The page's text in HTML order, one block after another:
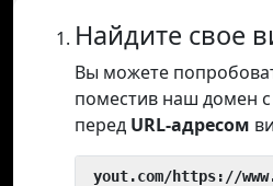
Найдите свое
Вы можете
поместив наш домен
перед URL-адресом
yout.com/https://